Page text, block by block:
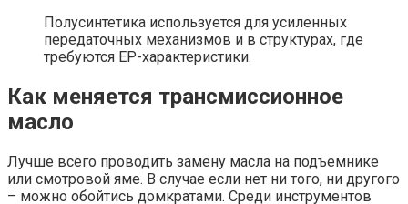
Полусинтетика используется для усиленных
передаточных механизмов и в структурах, где
требуются ЕР-характеристики.
Как меняется трансмиссионное
масло
Лучше всего проводить замену масла на подъемнике
или смотровой яме. В случае если нет ни того, ни другого
– можно обойтись домкратами. Среди инструментов